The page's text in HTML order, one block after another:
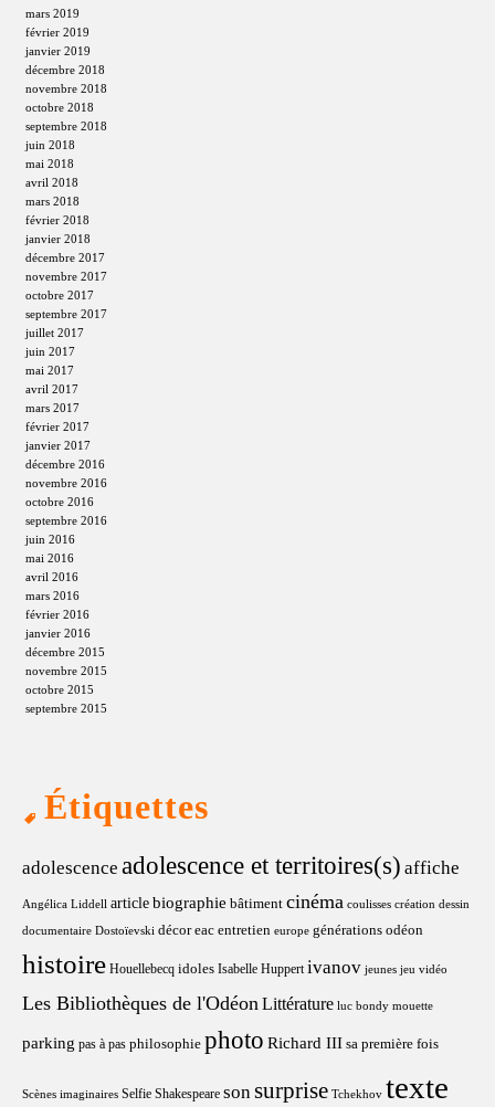
mars 2019
février 2019
janvier 2019
décembre 2018
novembre 2018
octobre 2018
septembre 2018
juin 2018
mai 2018
avril 2018
mars 2018
février 2018
janvier 2018
décembre 2017
novembre 2017
octobre 2017
septembre 2017
juillet 2017
juin 2017
mai 2017
avril 2017
mars 2017
février 2017
janvier 2017
décembre 2016
novembre 2016
octobre 2016
septembre 2016
juin 2016
mai 2016
avril 2016
mars 2016
février 2016
janvier 2016
décembre 2015
novembre 2015
octobre 2015
septembre 2015
Étiquettes
adolescence adolescence et territoires(s) affiche
Angélica Liddell articlebiographie bâtiment cinéma coulisses création dessin
documentaire Dostoïevski décor eac entretien europe générations odéon
histoire Houellebecq idoles Isabelle Huppert ivanov jeunes jeu vidéo
Les Bibliothèques de l'OdéonLittérature luc bondy mouette
parking pas à pas philosophie photo Richard III sa première fois
Scènes imaginaires Selfie Shakespeare sonsurprise Tchekhov texte